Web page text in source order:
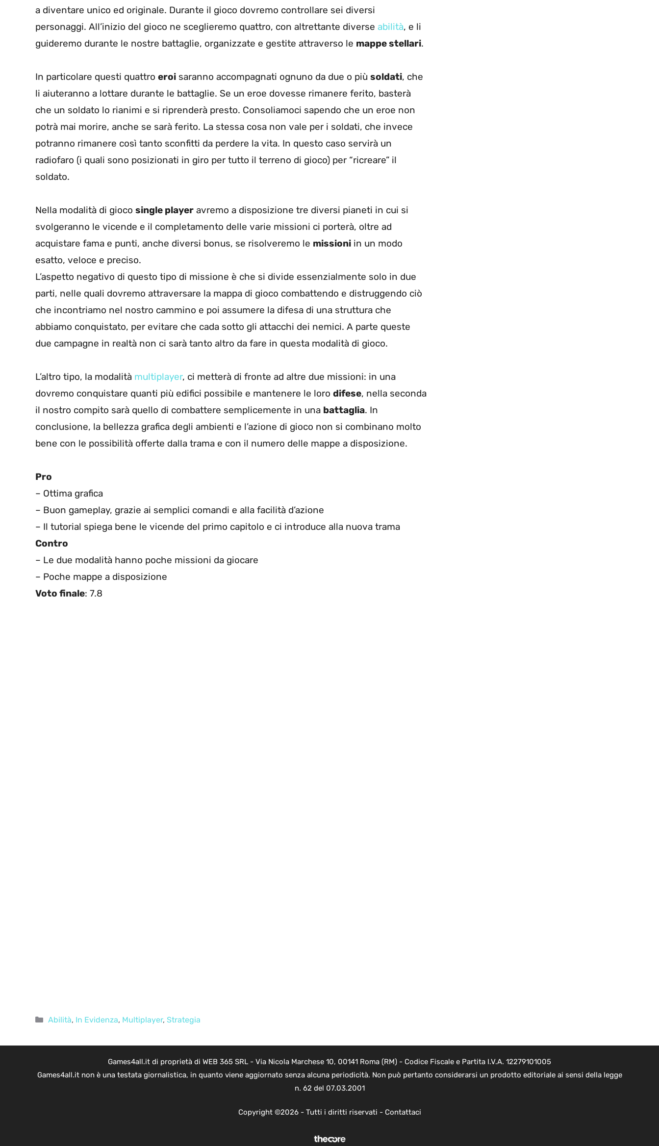
a diventare unico ed originale. Durante il gioco dovremo controllare sei diversi
personaggi. All’inizio del gioco ne sceglieremo quattro, con altrettante diverse abilità, e li
guideremo durante le nostre battaglie, organizzate e gestite attraverso le mappe stellari.
In particolare questi quattro eroi saranno accompagnati ognuno da due o più soldati, che
li aiuteranno a lottare durante le battaglie. Se un eroe dovesse rimanere ferito, basterà
che un soldato lo rianimi e si riprenderà presto. Consoliamoci sapendo che un eroe non
potrà mai morire, anche se sarà ferito. La stessa cosa non vale per i soldati, che invece
potranno rimanere così tanto sconfitti da perdere la vita. In questo caso servirà un
radiofaro (i quali sono posizionati in giro per tutto il terreno di gioco) per “ricreare” il
soldato.
Nella modalità di gioco single player avremo a disposizione tre diversi pianeti in cui si
svolgeranno le vicende e il completamento delle varie missioni ci porterà, oltre ad
acquistare fama e punti, anche diversi bonus, se risolveremo le missioni in un modo
esatto, veloce e preciso.
L’aspetto negativo di questo tipo di missione è che si divide essenzialmente solo in due
parti, nelle quali dovremo attraversare la mappa di gioco combattendo e distruggendo ciò
che incontriamo nel nostro cammino e poi assumere la difesa di una struttura che
abbiamo conquistato, per evitare che cada sotto gli attacchi dei nemici. A parte queste
due campagne in realtà non ci sarà tanto altro da fare in questa modalità di gioco.
L’altro tipo, la modalità multiplayer, ci metterà di fronte ad altre due missioni: in una
dovremo conquistare quanti più edifici possibile e mantenere le loro difese, nella seconda
il nostro compito sarà quello di combattere semplicemente in una battaglia. In
conclusione, la bellezza grafica degli ambienti e l’azione di gioco non si combinano molto
bene con le possibilità offerte dalla trama e con il numero delle mappe a disposizione.
Pro
– Ottima grafica
– Buon gameplay, grazie ai semplici comandi e alla facilità d’azione
– Il tutorial spiega bene le vicende del primo capitolo e ci introduce alla nuova trama
Contro
– Le due modalità hanno poche missioni da giocare
– Poche mappe a disposizione
Voto finale: 7.8
Categorie
Abilità, In Evidenza, Multiplayer, Strategia
Games4all.it di proprietà di WEB 365 SRL - Via Nicola Marchese 10, 00141 Roma (RM) - Codice Fiscale e Partita I.V.A. 12279101005
Games4all.it non è una testata giornalistica, in quanto viene aggiornato senza alcuna periodicità. Non può pertanto considerarsi un prodotto editoriale ai sensi della legge
n. 62 del 07.03.2001
Copyright ©2026 - Tutti i diritti riservati - Contattaci